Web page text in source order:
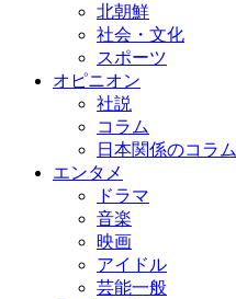
北朝鮮
社会・文化
スポーツ
オピニオン
社説
コラム
日本関係のコラム
エンタメ
ドラマ
音楽
映画
アイドル
芸能一般